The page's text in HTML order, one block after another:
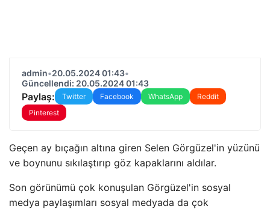
admin•20.05.2024 01:43•
Güncellendi: 20.05.2024 01:43
Paylaş: Twitter Facebook WhatsApp
Reddit
Pinterest
Geçen ay bıçağın altına giren Selen Görgüzel'in yüzünü
ve boynunu sıkılaştırıp göz kapaklarını aldılar.
Son görünümü çok konuşulan Görgüzel'in sosyal
medya paylaşımları sosyal medyada da çok